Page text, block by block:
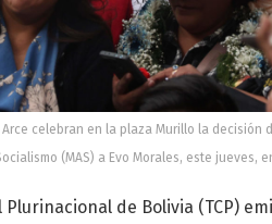
celebran en la plaza Murillo la
(MAS) a Evo Morales, este jueves,
de Bolivia (TCP)